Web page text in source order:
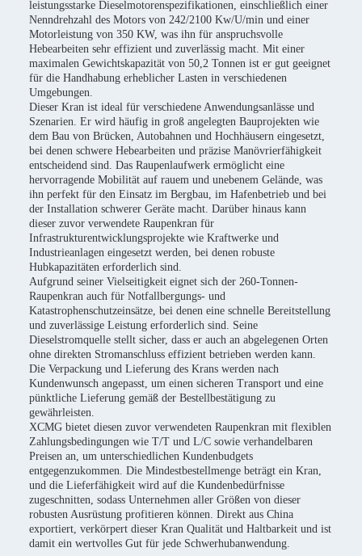
leistungsstarke Dieselmotorenspezifikationen, einschließlich einer
Nenndrehzahl des Motors von 242/2100 Kw/U/min und einer
Motorleistung von 350 KW, was ihn für anspruchsvolle
Hebearbeiten sehr effizient und zuverlässig macht. Mit einer
maximalen Gewichtskapazität von 50,2 Tonnen ist er gut geeignet
für die Handhabung erheblicher Lasten in verschiedenen
Umgebungen.
Dieser Kran ist ideal für verschiedene Anwendungsanlässe und
Szenarien. Er wird häufig in groß angelegten Bauprojekten wie
dem Bau von Brücken, Autobahnen und Hochhäusern eingesetzt,
bei denen schwere Hebearbeiten und präzise Manövrierfähigkeit
entscheidend sind. Das Raupenlaufwerk ermöglicht eine
hervorragende Mobilität auf rauem und unebenem Gelände, was
ihn perfekt für den Einsatz im Bergbau, im Hafenbetrieb und bei
der Installation schwerer Geräte macht. Darüber hinaus kann
dieser zuvor verwendete Raupenkran für
Infrastrukturentwicklungsprojekte wie Kraftwerke und
Industrieanlagen eingesetzt werden, bei denen robuste
Hubkapazitäten erforderlich sind.
Aufgrund seiner Vielseitigkeit eignet sich der 260-Tonnen-
Raupenkran auch für Notfallbergungs- und
Katastrophenschutzeinsätze, bei denen eine schnelle Bereitstellung
und zuverlässige Leistung erforderlich sind. Seine
Dieselstromquelle stellt sicher, dass er auch an abgelegenen Orten
ohne direkten Stromanschluss effizient betrieben werden kann.
Die Verpackung und Lieferung des Krans werden nach
Kundenwunsch angepasst, um einen sicheren Transport und eine
pünktliche Lieferung gemäß der Bestellbestätigung zu
gewährleisten.
XCMG bietet diesen zuvor verwendeten Raupenkran mit flexiblen
Zahlungsbedingungen wie T/T und L/C sowie verhandelbaren
Preisen an, um unterschiedlichen Kundenbudgets
entgegenzukommen. Die Mindestbestellmenge beträgt ein Kran,
und die Lieferfähigkeit wird auf die Kundenbedürfnisse
zugeschnitten, sodass Unternehmen aller Größen von dieser
robusten Ausrüstung profitieren können. Direkt aus China
exportiert, verkörpert dieser Kran Qualität und Haltbarkeit und ist
damit ein wertvolles Gut für jede Schwerhubanwendung.